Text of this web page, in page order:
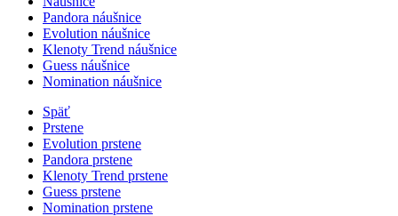
Pandora náušnice
Evolution náušnice
Klenoty Trend náušnice
Guess náušnice
Nomination náušnice
Späť
Prstene
Evolution prstene
Pandora prstene
Klenoty Trend prstene
Guess prstene
Nomination prstene